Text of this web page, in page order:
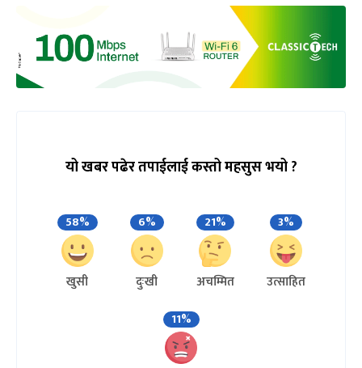
यो खबर पढेर तपाईलाई कस्तो महसुस भयो ?
58%
खुसी
6%
दुःखी
21%
अचम्मित
3%
उत्साहित
11%